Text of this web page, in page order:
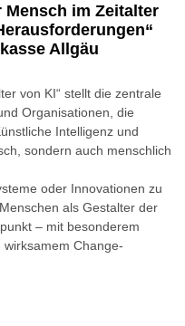
Mensch im Zeitalter
Allgäu
von KI“ stellt die zentrale
Organisationen, die
Intelligenz und
sondern auch menschlich
oder Innovationen zu
als Gestalter der
– mit besonderem
Change-